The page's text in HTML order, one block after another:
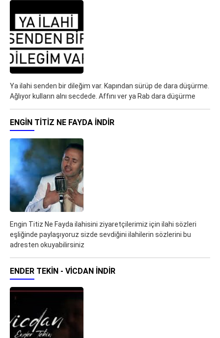
Ya ilahi senden bir dileğim var. Kapından sürüp de dara düşürme.
Ağlıyor kulların alnı secdede. Affını ver ya Rab dara düşürme
ENGIN TITIZ NE FAYDA İNDIR
Engin Titiz Ne Fayda ilahisini ziyaretçilerimiz için ilahi sözleri
eşliğinde paylaşıyoruz sizde sevdiğini ilahilerin sözlerini bu
adresten okuyabilirsiniz
ENDER TEKIN - VICDAN İNDIR